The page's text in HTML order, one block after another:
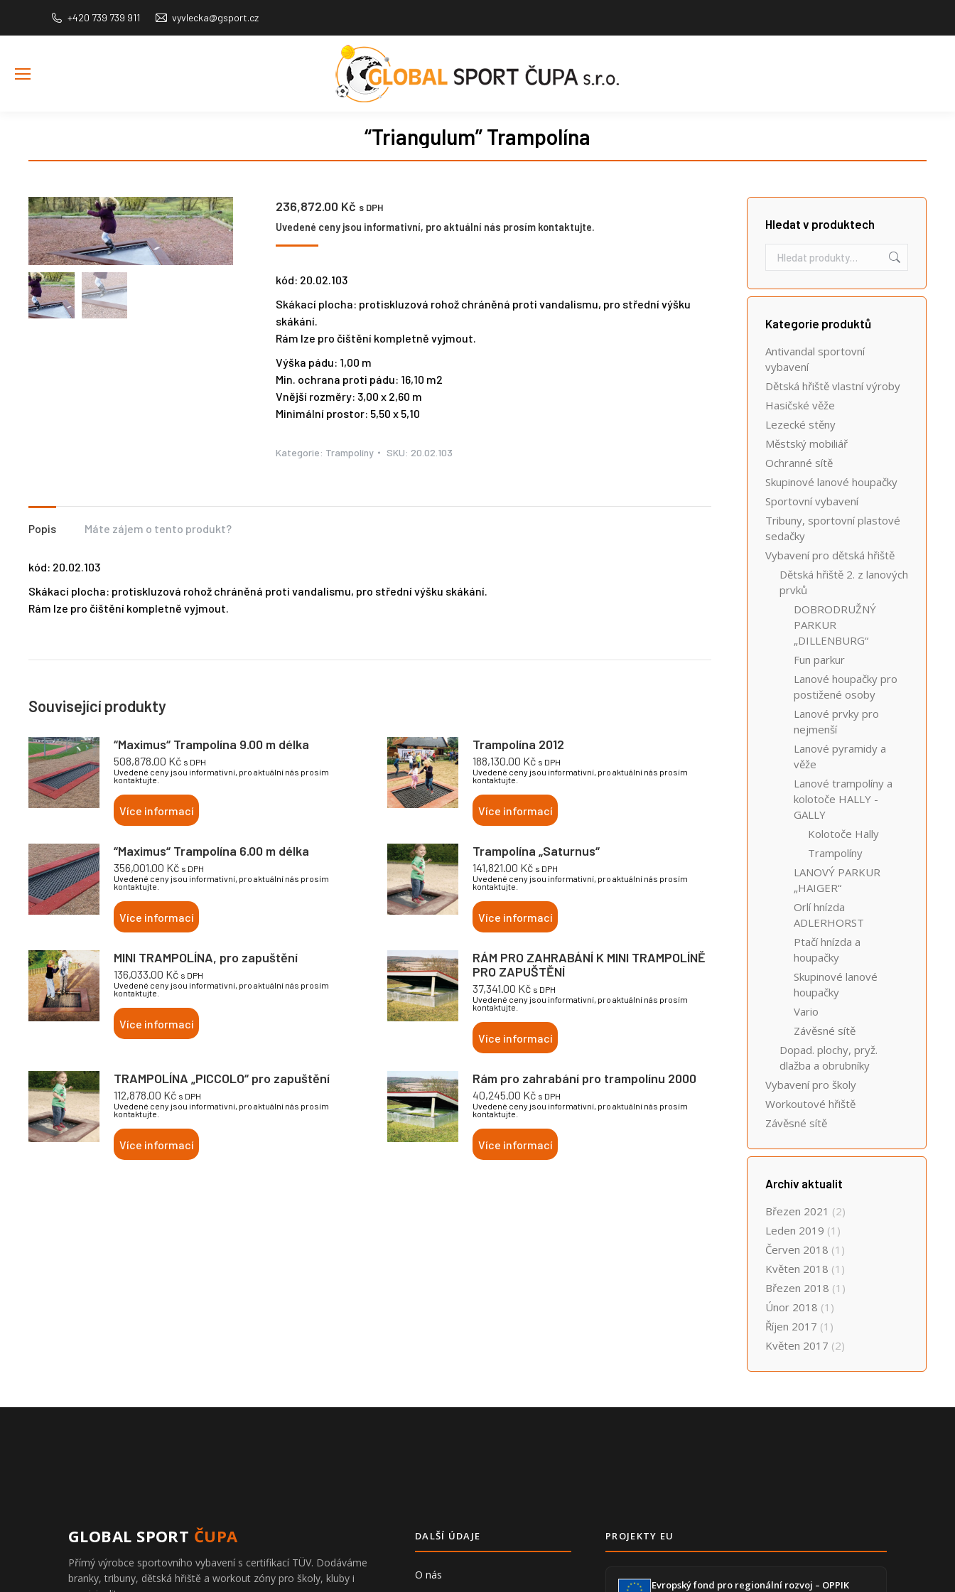
+420 739 739 911 vyvlecka@gsport.cz
“Triangulum” Trampolína
236,872.00 Kč s DPH
Uvedené ceny jsou informativní, pro aktuální nás prosím kontaktujte.
kód: 20.02.103
Skákací plocha: protiskluzová rohož chráněná proti vandalismu, pro střední výšku
skákání.
Rám lze pro čištění kompletně vyjmout.
Výška pádu: 1,00 m
Min. ochrana proti pádu: 16,10 m2
Vnější rozměry: 3,00 x 2,60 m
Minimální prostor: 5,50 x 5,10
Kategorie: Trampolíny SKU: 20.02.103
Popis Máte zájem o tento produkt?
kód: 20.02.103
Skákací plocha: protiskluzová rohož chráněná proti vandalismu, pro střední výšku skákání.
Rám lze pro čištění kompletně vyjmout.
Související produkty
“Maximus“ Trampolína 9.00 m délka
508,878.00 Kč s DPH
Uvedené ceny jsou informativní, pro aktuální nás prosím
kontaktujte.
Více informací
Trampolína 2012
188,130.00 Kč s DPH
Uvedené ceny jsou informativní, pro aktuální nás prosím
kontaktujte.
Více informací
“Maximus“ Trampolína 6.00 m délka
356,001.00 Kč s DPH
Uvedené ceny jsou informativní, pro aktuální nás prosím
kontaktujte.
Více informací
Trampolína „Saturnus“
141,821.00 Kč s DPH
Uvedené ceny jsou informativní, pro aktuální nás prosím
kontaktujte.
Více informací
MINI TRAMPOLÍNA, pro zapuštění
136,033.00 Kč s DPH
Uvedené ceny jsou informativní, pro aktuální nás prosím
kontaktujte.
Více informací
RÁM PRO ZAHRABÁNÍ K MINI TRAMPOLÍNĚ
PRO ZAPUŠTĚNÍ
37,341.00 Kč s DPH
Uvedené ceny jsou informativní, pro aktuální nás prosím
kontaktujte.
Více informací
TRAMPOLÍNA „PICCOLO“ pro zapuštění
112,878.00 Kč s DPH
Uvedené ceny jsou informativní, pro aktuální nás prosím
kontaktujte.
Více informací
Rám pro zahrabání pro trampolínu 2000
40,245.00 Kč s DPH
Uvedené ceny jsou informativní, pro aktuální nás prosím
kontaktujte.
Více informací
Hledat v produktech
Kategorie produktů
Antivandal sportovní
vybavení
Dětská hřiště vlastní výroby
Hasičské věže
Lezecké stěny
Městský mobiliář
Ochranné sítě
Skupinové lanové houpačky
Sportovní vybavení
Tribuny, sportovní plastové
sedačky
Vybavení pro dětská hřiště
Dětská hřiště 2. z lanových
prvků
DOBRODRUŽNÝ
PARKUR
„DILLENBURG“
Fun parkur
Lanové houpačky pro
postižené osoby
Lanové prvky pro
nejmenší
Lanové pyramidy a
věže
Lanové trampolíny a
kolotoče HALLY -
GALLY
Kolotoče Hally
Trampolíny
LANOVÝ PARKUR
„HAIGER“
Orlí hnízda
ADLERHORST
Ptačí hnízda a
houpačky
Skupinové lanové
houpačky
Vario
Závěsné sítě
Dopad. plochy, pryž.
dlažba a obrubníky
Vybavení pro školy
Workoutové hřiště
Závěsné sítě
Archív aktualit
Březen 2021 (2)
Leden 2019 (1)
Červen 2018 (1)
Květen 2018 (1)
Březen 2018 (1)
Únor 2018 (1)
Říjen 2017 (1)
Květen 2017 (2)
GLOBAL SPORT ČUPA
Přímý výrobce sportovního vybavení s certifikací TÜV. Dodáváme
branky, tribuny, dětská hřiště a workout zóny pro školy, kluby i
DALŠÍ ÚDAJE
O nás
PROJEKTY EU
Evropský fond pro regionální rozvoj – OPPIK